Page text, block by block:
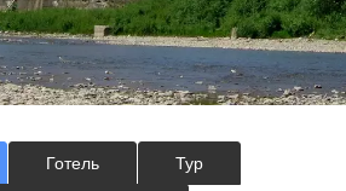
Готель
Тур